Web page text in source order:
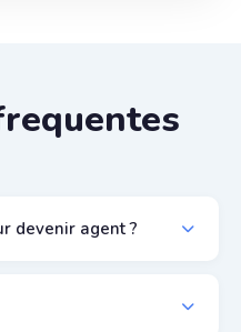
devenir agent ?